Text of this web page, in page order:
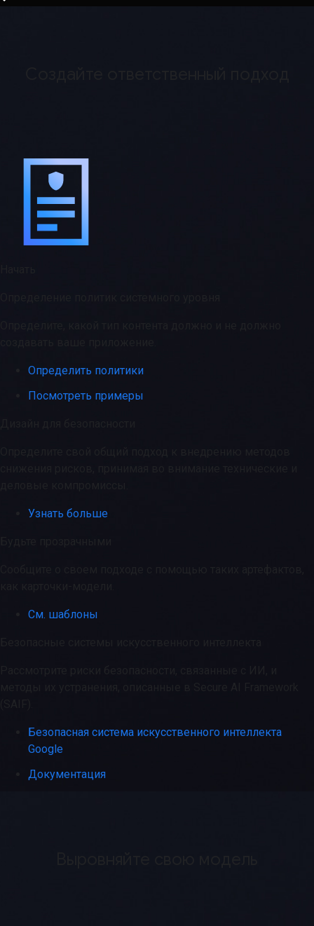
Определить политики
Посмотреть примеры
Узнать больше
См. шаблоны
Безопасная система искусственного интеллекта
Google
Документация